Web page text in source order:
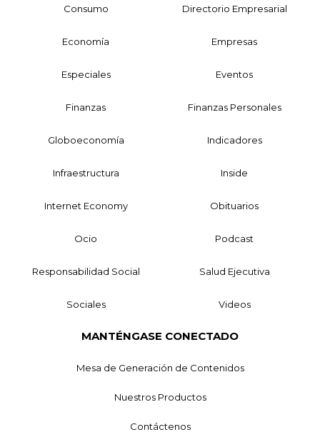
Consumo Directorio Empresarial
Economía Empresas
Especiales Eventos
Finanzas Finanzas Personales
Globoeconomía Indicadores
Infraestructura Inside
Internet Economy Obituarios
Ocio Podcast
Responsabilidad Social Salud Ejecutiva
Sociales Videos
MANTÉNGASE CONECTADO
Mesa de Generación de Contenidos
Nuestros Productos
Contáctenos